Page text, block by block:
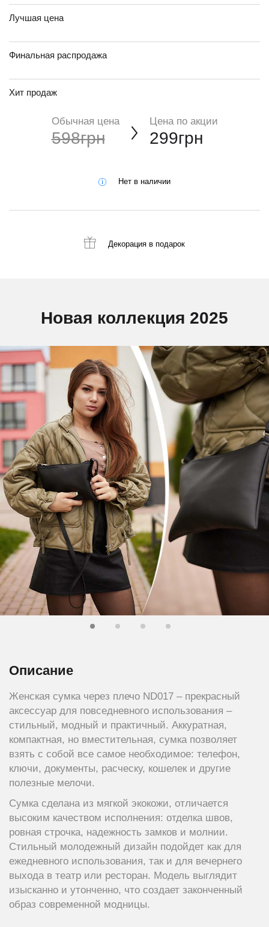
Лучшая цена
Финальная распродажа
Хит продаж
Обычная цена
598грн
Цена по акции
299грн
Нет в наличии
Декорация в подарок
Новая коллекция 2025
Описание
Женская сумка через плечо ND017 – прекрасный
аксессуар для повседневного использования –
стильный, модный и практичный. Аккуратная,
компактная, но вместительная, сумка позволяет
взять с собой все самое необходимое: телефон,
ключи, документы, расческу, кошелек и другие
полезные мелочи.
Сумка сделана из мягкой экокожи, отличается
высоким качеством исполнения: отделка швов,
ровная строчка, надежность замков и молнии.
Стильный молодежный дизайн подойдет как для
ежедневного использования, так и для вечернего
выхода в театр или ресторан. Модель выглядит
изысканно и утонченно, что создает законченный
образ современной модницы.